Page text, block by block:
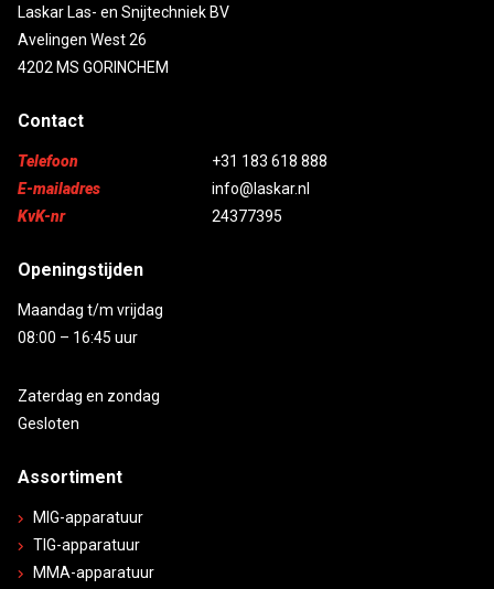
Laskar Las- en Snijtechniek BV
Avelingen West 26
4202 MS GORINCHEM
Contact
Telefoon
+31 183 618 888
E-mailadres
info@laskar.nl
KvK-nr
24377395
Openingstijden
Maandag t/m vrijdag
08:00 – 16:45 uur
Zaterdag en zondag
Gesloten
Assortiment
MIG-apparatuur
TIG-apparatuur
MMA-apparatuur